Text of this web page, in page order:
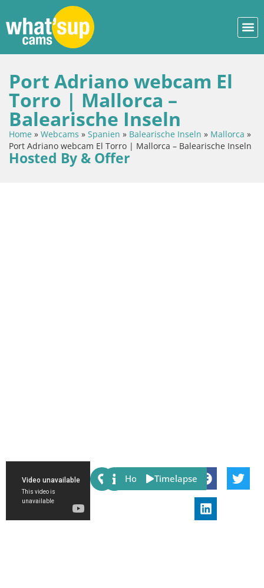
Port Adriano webcam El
Torro | Mallorca –
Balearische Inseln
Home » Webcams » Spanien » Balearische Inseln » Mallorca »
Port Adriano webcam El Torro | Mallorca – Balearische Inseln
Hosted By & Offer
Share:
Host Timelapse